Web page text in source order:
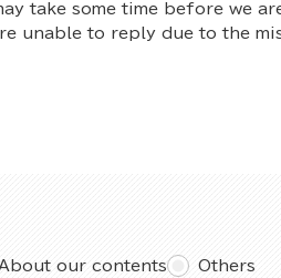
take some time before we
unable to reply due to the
our contents Others